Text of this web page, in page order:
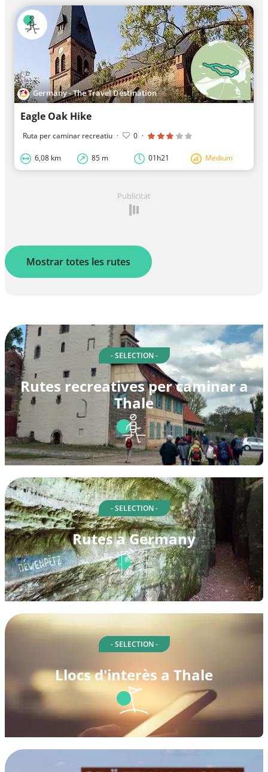
Germany - The Travel Destination
Eagle Oak Hike
Ruta per caminar recreatiu · 0 ·
6,08 km 85 m 01h21 Medium
Publicitat
Mostrar totes les rutes
- SELECTION -
Rutes recreatives per caminar a
Thale
- SELECTION -
Rutes a Germany
- SELECTION -
Llocs d'interès a Thale